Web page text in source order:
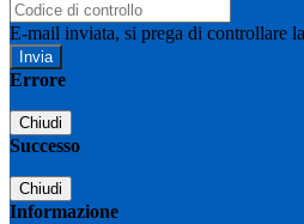
E-mail inviata, si prega di controllare
Errore
Chiudi
Successo
Chiudi
Informazione